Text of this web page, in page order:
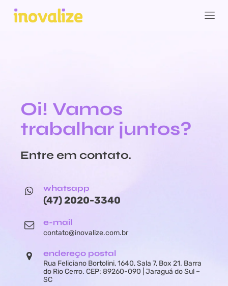
Oi! Vamos
trabalhar juntos?
Entre em contato.
whatsapp
(47) 2020-3340
e-mail
contato@inovalize.com.br
endereço postal
Rua Feliciano Bortolini, 1640, Sala 7, Box 21. Barra
do Rio Cerro. CEP: 89260-090 | Jaraguá do Sul –
SC